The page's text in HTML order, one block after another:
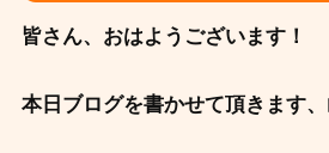
皆さん、おはようございます！
本日ブログを書かせて頂きます、